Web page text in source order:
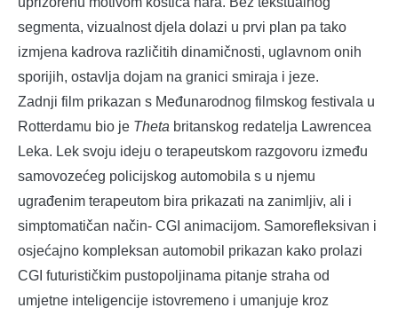
segmenta, vizualnost djela dolazi u prvi plan pa tako
izmjena kadrova različitih dinamičnosti, uglavnom onih
sporijih, ostavlja dojam na granici smiraja i jeze.
Zadnji film prikazan s Međunarodnog filmskog festivala u
Rotterdamu bio je Theta britanskog redatelja Lawrencea
Leka. Lek svoju ideju o terapeutskom razgovoru između
samovozećeg policijskog automobila s u njemu
ugrađenim terapeutom bira prikazati na zanimljiv, ali i
simptomatičan način- CGI animacijom. Samorefleksivan i
osjećajno kompleksan automobil prikazan kako prolazi
CGI futurističkim pustopoljinama pitanje straha od
umjetne inteligencije istovremeno i umanjuje kroz